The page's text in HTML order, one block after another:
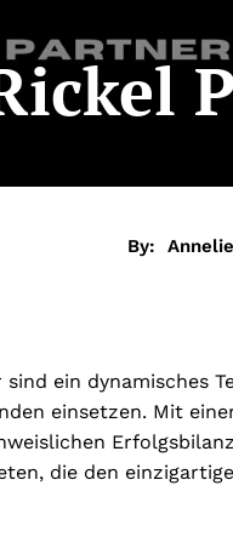
By:
ein dynamisches
einsetzen. Mit
die den